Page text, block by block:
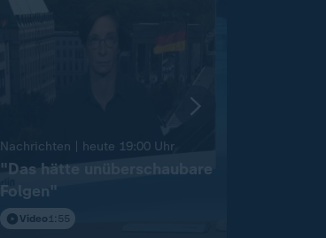
Nachrichten | heute 19:00 Uhr:
"Das hätte unüberschaubare
Folgen"
Video 1:55